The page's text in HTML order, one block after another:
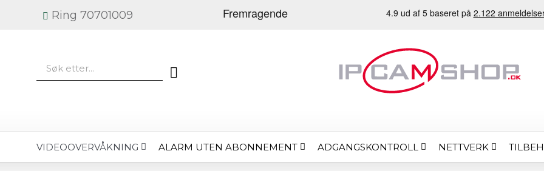
Ring 70701009
VIDEOOVERVÅKNING ALARM UTEN ABONNEMENT ADGANGSKONTROLL NETTVERK